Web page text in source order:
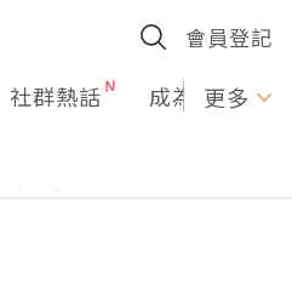
會員登記
社群熱話 成為U更多